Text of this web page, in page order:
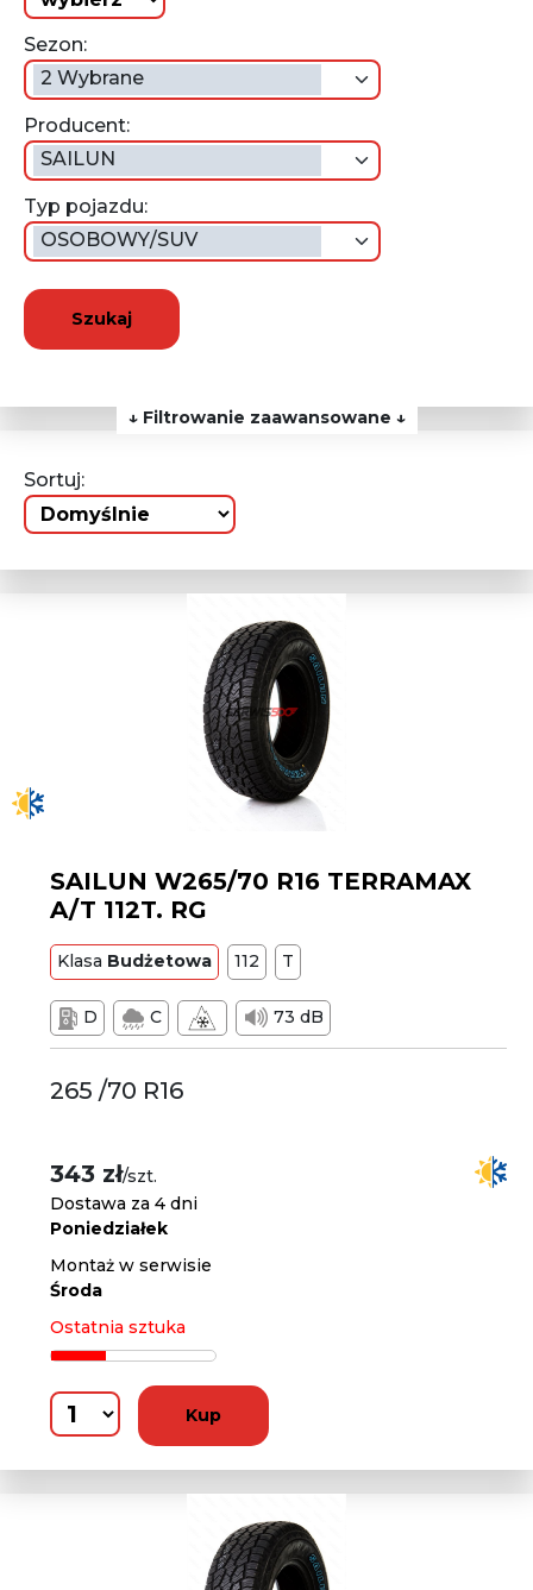
Sezon:
2 Wybrane
Producent:
SAILUN
Typ pojazdu:
OSOBOWY/SUV
Szukaj
↓ Filtrowanie zaawansowane ↓
Sortuj:
SAILUN W265/70 R16 TERRAMAX
A/T 112T. RG
Klasa Budżetowa 112 T
D C 73 dB
265 /70 R16
343 zł/szt.
Dostawa za 4 dni
Poniedziałek
Montaż w serwisie
Środa
Ostatnia sztuka
Kup